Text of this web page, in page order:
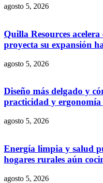
agosto 5, 2026
Quilla Resources
proyecta su expansión
agosto 5, 2026
Diseño más delgado y
practicidad y
agosto 5, 2026
Energía limpia y salud
hogares rurales aún
agosto 5, 2026